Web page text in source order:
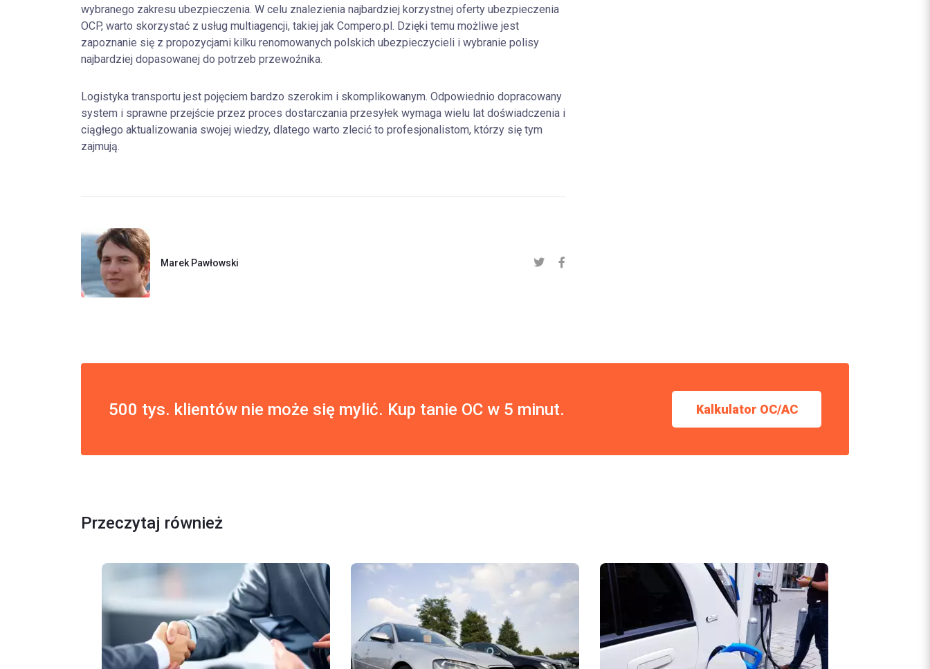
wybranego zakresu ubezpieczenia. W celu znalezienia najbardziej korzystnej oferty ubezpieczenia
OCP, warto skorzystać z usług multiagencji, takiej jak Compero.pl. Dzięki temu możliwe jest
zapoznanie się z propozycjami kilku renomowanych polskich ubezpieczycieli i wybranie polisy
najbardziej dopasowanej do potrzeb przewoźnika.
Logistyka transportu jest pojęciem bardzo szerokim i skomplikowanym. Odpowiednio dopracowany
system i sprawne przejście przez proces dostarczania przesyłek wymaga wielu lat doświadczenia i
ciągłego aktualizowania swojej wiedzy, dlatego warto zlecić to profesjonalistom, którzy się tym
zajmują.
Marek Pawłowski
500 tys. klientów nie może się mylić. Kup tanie OC w 5 minut. Kalkulator OC/AC
Przeczytaj również